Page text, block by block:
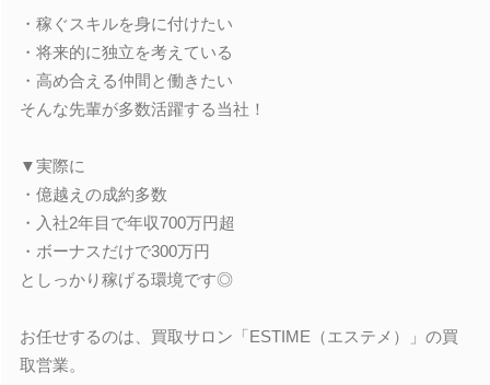
・稼ぐスキルを身に付けたい
・将来的に独立を考えている
・高め合える仲間と働きたい
そんな先輩が多数活躍する当社！
▼実際に
・億越えの成約多数
・入社2年目で年収700万円超
・ボーナスだけで300万円
としっかり稼げる環境です◎
お任せするのは、買取サロン「ESTIME（エステメ）」の買
取営業。